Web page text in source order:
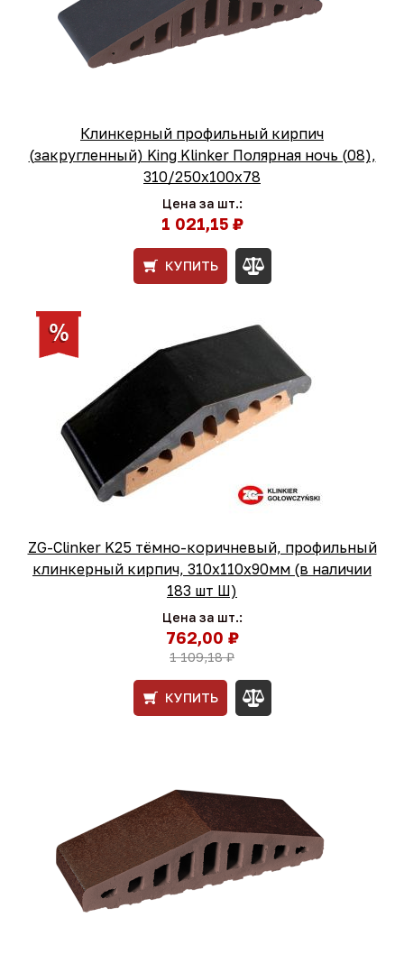
Клинкерный профильный кирпич
(закругленный) King Klinker Полярная ночь (08),
310/250x100x78
Цена за шт.:
1 021,15 ₽
КУПИТЬ
ZG-Clinker K25 тёмно-коричневый, профильный
клинкерный кирпич, 310x110x90мм (в наличии
183 шт Ш)
Цена за шт.:
762,00 ₽
1 109,18 ₽
КУПИТЬ